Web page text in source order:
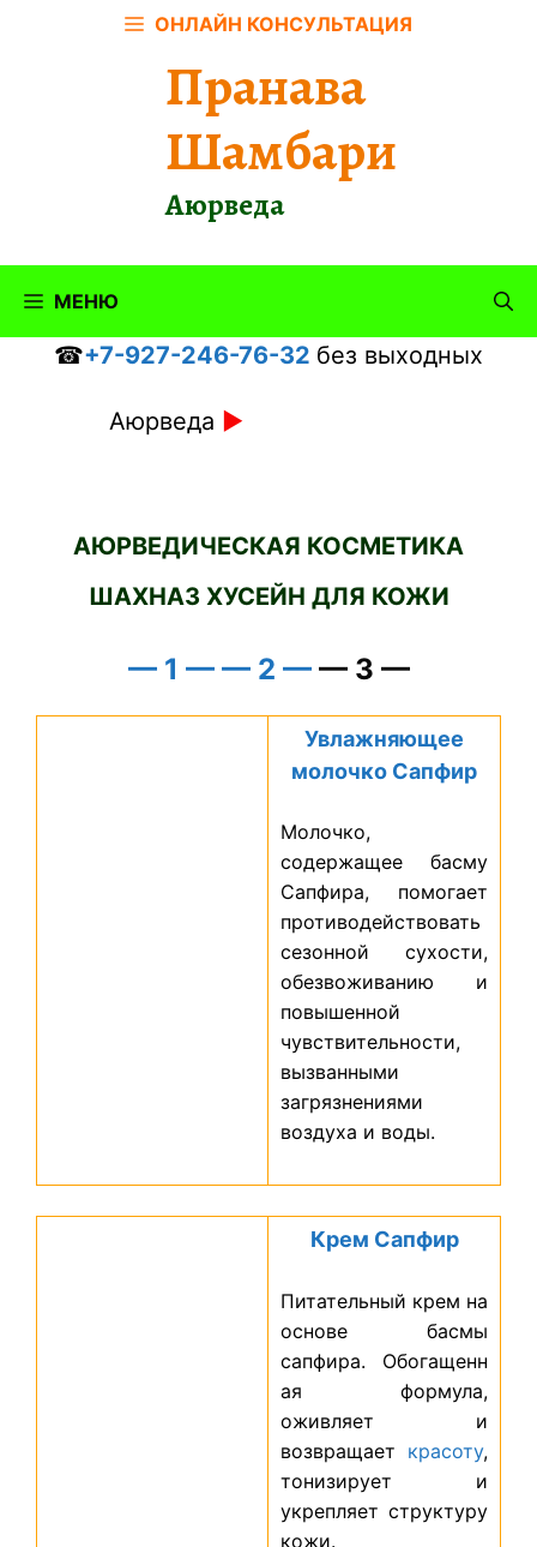
ОНЛАЙН КОНСУЛЬТАЦИЯ
Пранава
Шамбари
Аюрведа
МЕНЮ
☎+7-927-246-76-32 без выходных
Аюрведа ►
АЮРВЕДИЧЕСКАЯ КОСМЕТИКА
ШАХНАЗ ХУСЕЙН ДЛЯ КОЖИ
— 1 — — 2 —— 3 —
Увлажняющее
молочко Сапфир
Молочко,
содержащее басму
Сапфира, помогает
противодействовать
сезонной сухости,
обезвоживанию и
повышенной
чувствительности,
вызванными
загрязнениями
воздуха и воды.
Крем Сапфир
Питательный крем на
основе басмы
сапфира.
Обогащенн
ая формула,
оживляет и
возвращает красоту,
тонизирует и
укрепляет структуру
кожи.